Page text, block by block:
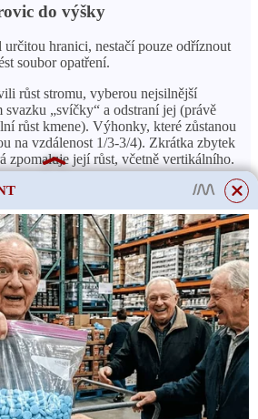
do výšky
určitou hranici, nestačí pouze odříznout
soubor opatření.
růst stromu, vyberou nejsilnější
„svíčky“ a odstraní jej (právě
růst kmene). Výhonky, které zůstanou
na vzdálenost 1/3-3/4). Zkrátka zbytek
zpomaluje její růst, včetně vertikálního.
prsty. Protože prořezávač
které začínají žloutnout.